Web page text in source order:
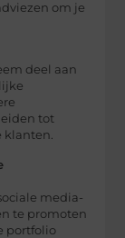
om je
deel aan
tot
klanten.
media-
te promoten
portfolio